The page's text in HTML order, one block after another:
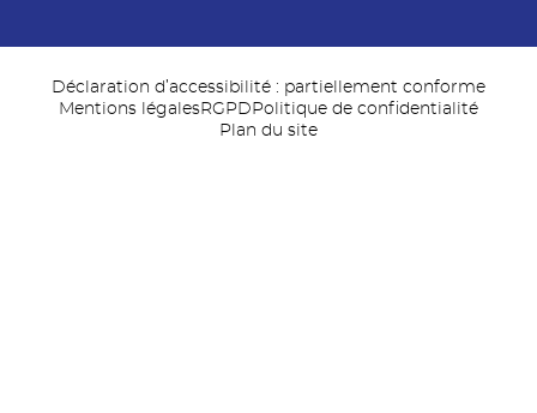
Déclaration d’accessibilité : partiellement conforme
Mentions légalesRGPD Politique de confidentialité
Plan du site